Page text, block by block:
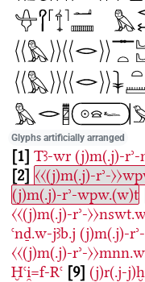
Glyphs artificially arranged
1 Tꜣ-wr (j)m(.j)-
2
〈〈(j)m(.j)-rʾ-
(j)m(.j)-rʾ-wpw.(w)t
〈〈(j)m(.j)-rʾ-
ꜥnḏ.w-jꜣb.j (j)m(.j)-
〈〈(j)m(.j)-rʾ-
Ḫꜥi̯=f-Rꜥ 9 (j)r(.j-